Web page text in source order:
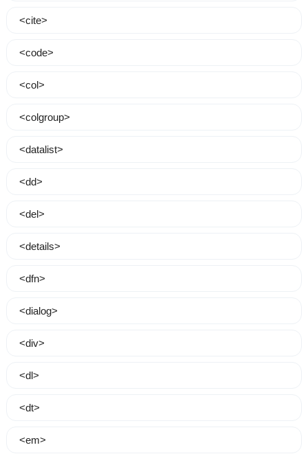
<cite>
<code>
<col>
<colgroup>
<datalist>
<dd>
<del>
<details>
<dfn>
<dialog>
<div>
<dl>
<dt>
<em>